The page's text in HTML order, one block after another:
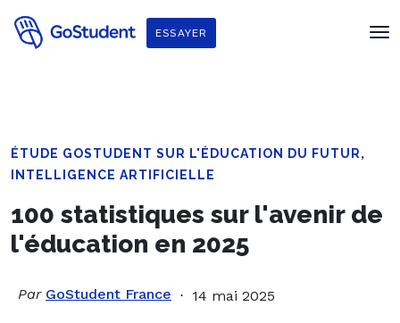
ESSAYER
ÉTUDE GOSTUDENT SUR L'ÉDUCATION DU FUTUR,
INTELLIGENCE ARTIFICIELLE
100 statistiques sur l'avenir de
l'éducation en 2025
Par GoStudent France 14 mai 2025